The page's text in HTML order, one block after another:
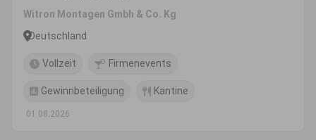
Witron Montagen Gmbh & Co. Kg
Deutschland
Vollzeit Firmenevents
Gewinnbeteiligung Kantine
01.08.2026